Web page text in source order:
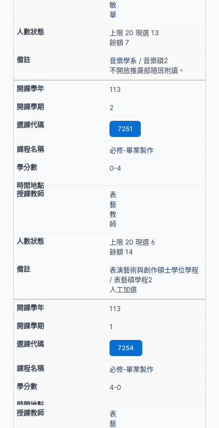
敏
華
上限 20 現選 13
餘額 7
音樂學系 / 音樂碩2
不開放推廣部隨班附讀。
113
2
7251
必修-畢業製作
0-4
表
藝
教
師
上限 20 現選 6
餘額 14
表演藝術與創作碩士學位學程
/ 表藝碩學程2
人工加選
113
1
7254
必修-畢業製作
4-0
表
藝